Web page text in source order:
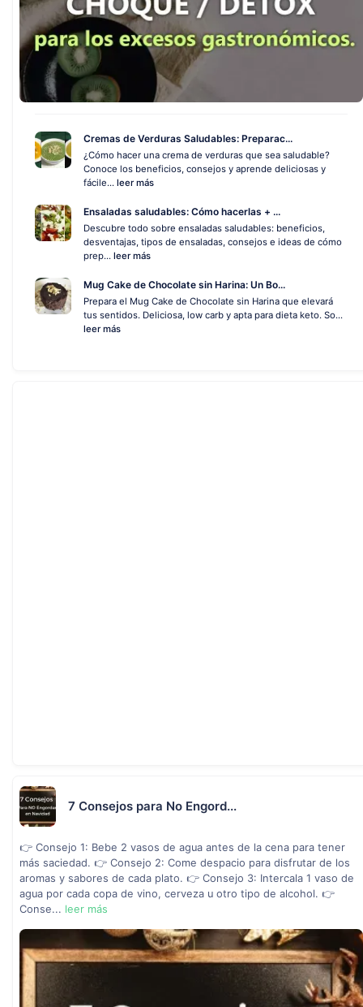
Cremas de Verduras Saludables: Preparac...
¿Cómo hacer una crema de verduras que sea saludable?
Conoce los beneficios, consejos y aprende deliciosas y
fácile... leer más
Ensaladas saludables: Cómo hacerlas + ...
Descubre todo sobre ensaladas saludables: beneficios,
desventajas, tipos de ensaladas, consejos e ideas de cómo
prep... leer más
Mug Cake de Chocolate sin Harina: Un Bo...
Prepara el Mug Cake de Chocolate sin Harina que elevará
tus sentidos. Deliciosa, low carb y apta para dieta keto. So...
leer más
7 Consejos para No Engord...
👉 Consejo 1: Bebe 2 vasos de agua antes de la cena para tener
más saciedad. 👉 Consejo 2: Come despacio para disfrutar de los
aromas y sabores de cada plato. 👉 Consejo 3: Intercala 1 vaso de
agua por cada copa de vino, cerveza u otro tipo de alcohol. 👉
Conse... leer más